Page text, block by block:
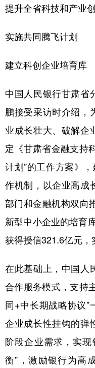
提升全省科技和产业
实施共同腾飞计划
建立科创企业培育库
中国人民银行甘肃省
鹏接受采访时介绍，
业成长壮大、破解企
定《甘肃省金融支持
计划”的工作方案》
作机制，以企业高成
部门和金融机构双向
新型中小企业的培育
获得授信321.6亿元，
在此基础上，中国人
合作服务模式，支持
同+中长期战略协议
企业成长性挂钩的弹
阶段企业需求，实
衡”，激励银行为高